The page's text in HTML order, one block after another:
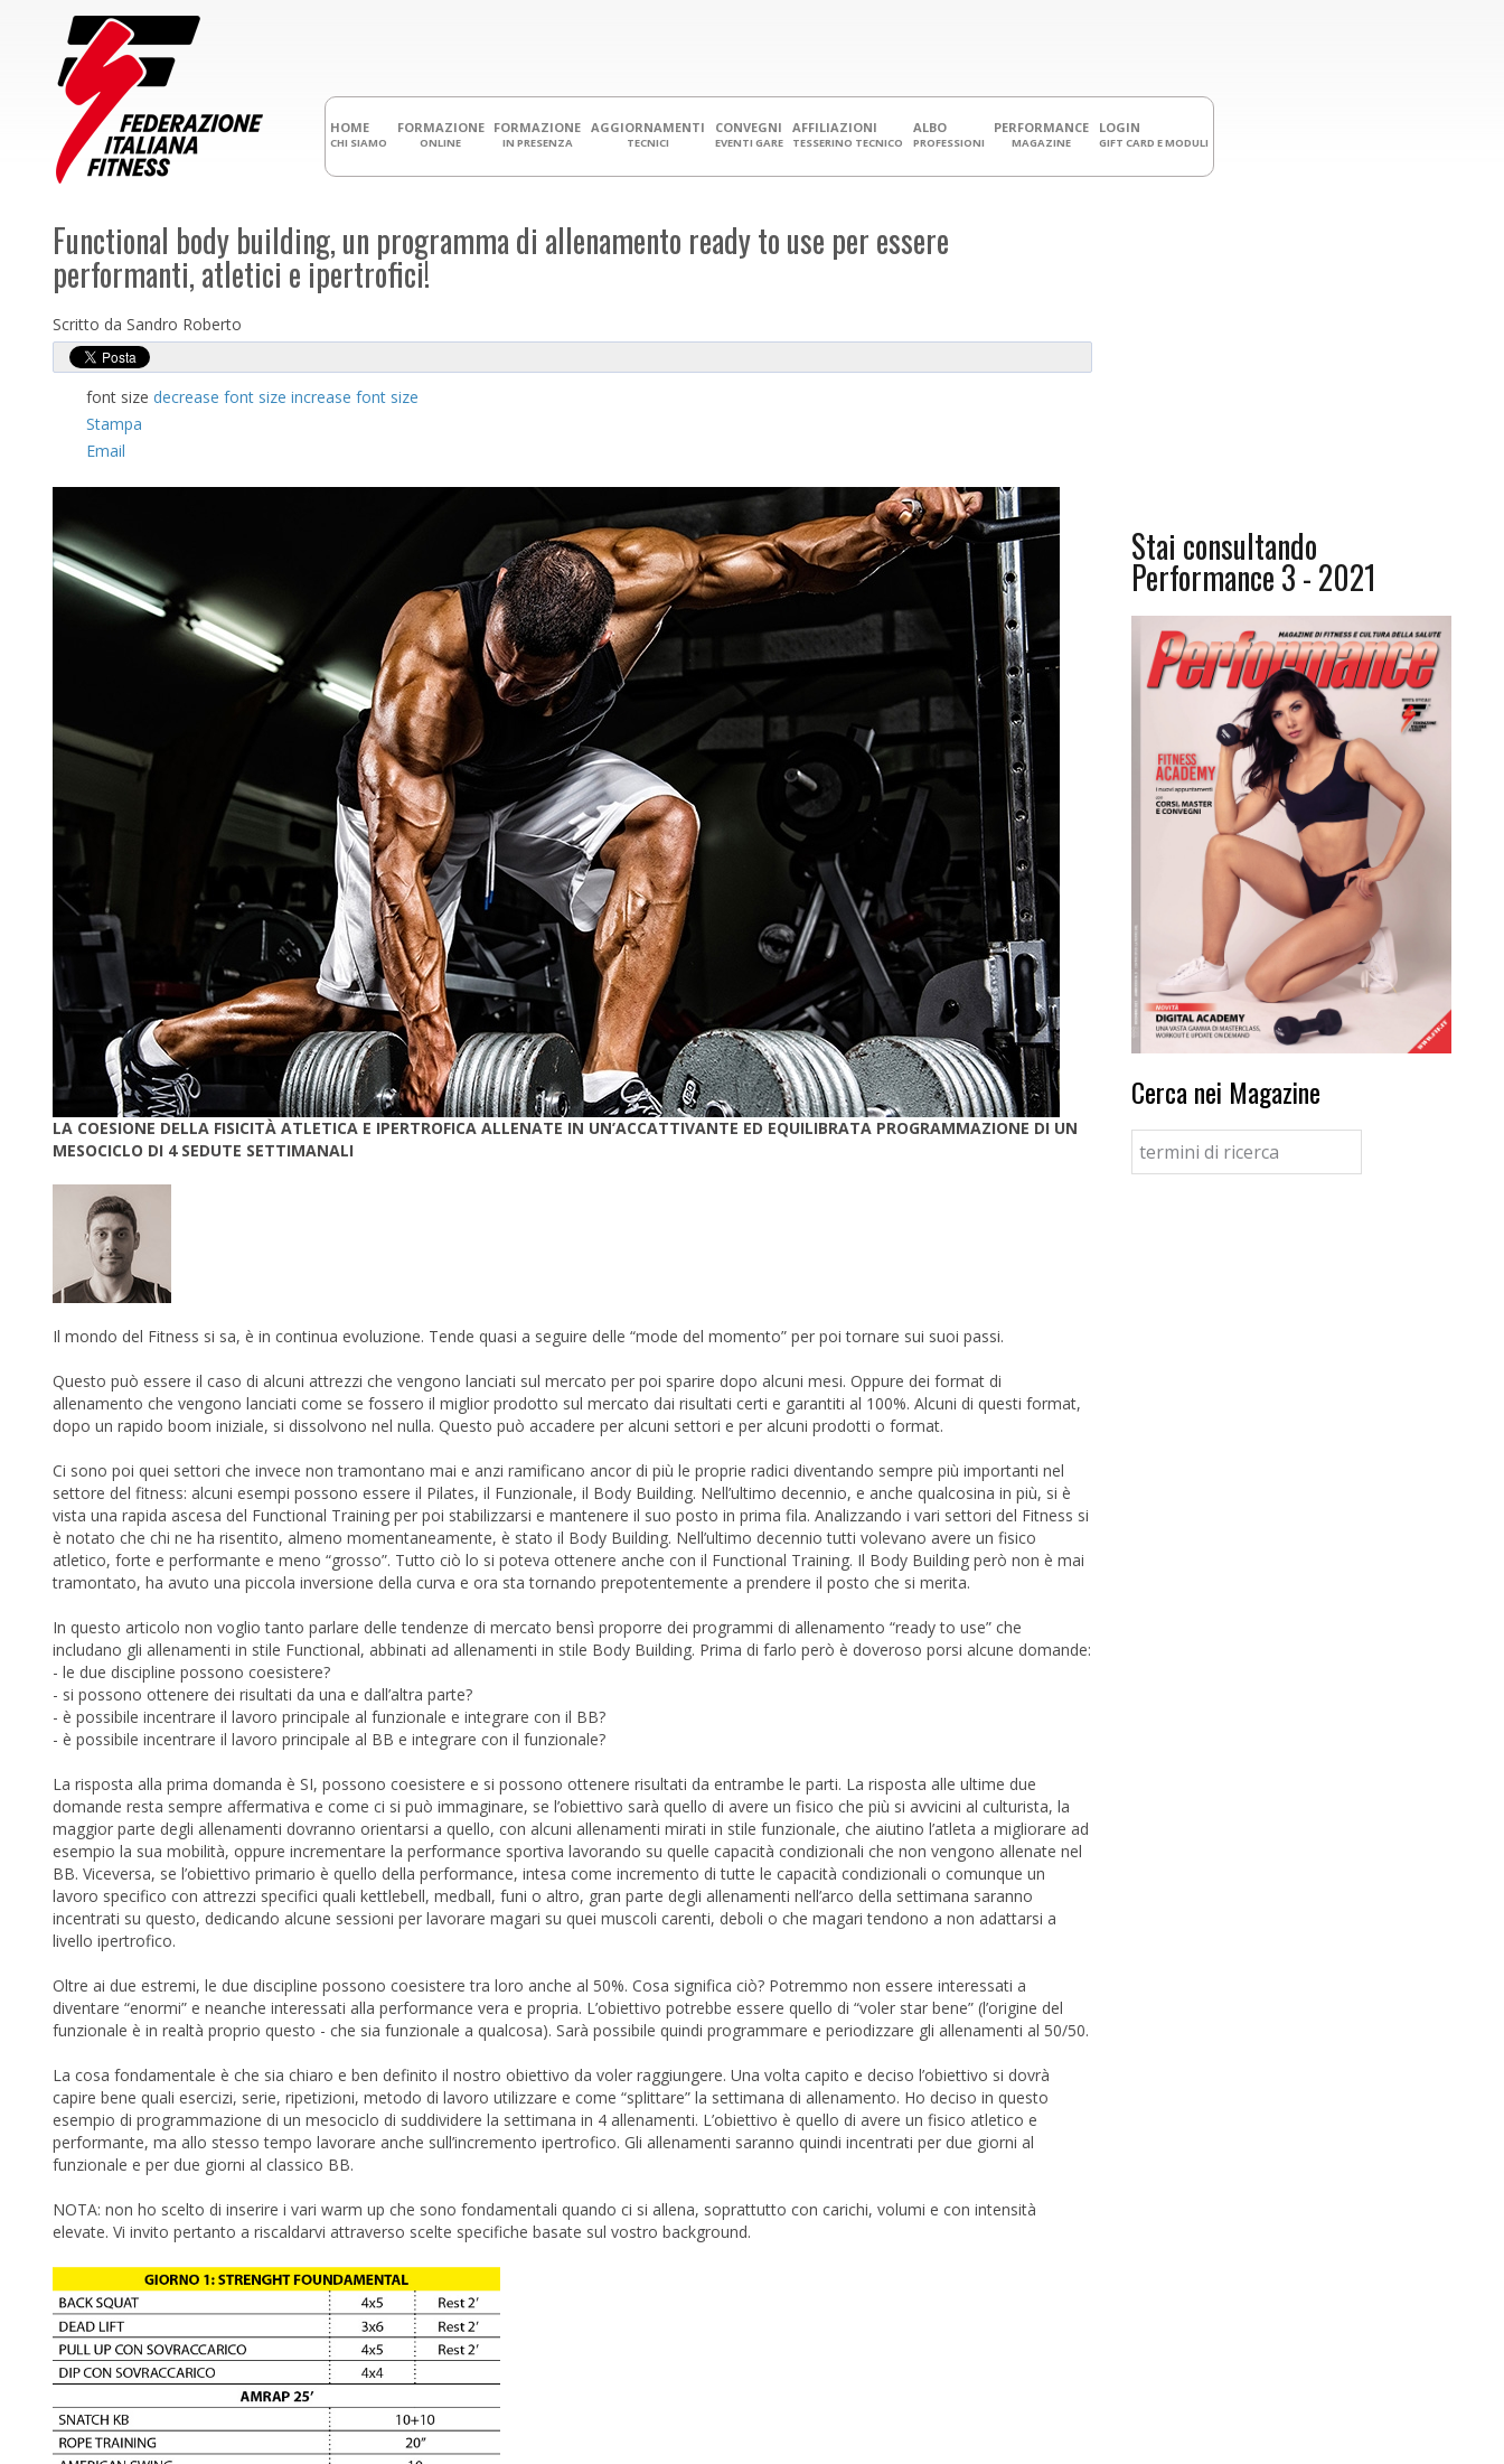
HOME
CHI SIAMO
FORMAZIONE
ONLINE
FORMAZIONE
IN PRESENZA
AGGIORNAMENTI
TECNICI
CONVEGNI
EVENTI GARE
AFFILIAZIONI
TESSERINO TECNICO
ALBO
PROFESSIONI
PERFORMANCE
MAGAZINE
LOGIN
GIFT CARD E MODULI
Functional body building, un programma di allenamento ready to use per essere
performanti, atletici e ipertrofici!
Scritto da Sandro Roberto
font size decrease font size increase font size
Stampa
Email
LA COESIONE DELLA FISICITÀ ATLETICA E IPERTROFICA ALLENATE IN UN’ACCATTIVANTE ED EQUILIBRATA PROGRAMMAZIONE DI UN
MESOCICLO DI 4 SEDUTE SETTIMANALI
Il mondo del Fitness si sa, è in continua evoluzione. Tende quasi a seguire delle “mode del momento” per poi tornare sui suoi passi.
Questo può essere il caso di alcuni attrezzi che vengono lanciati sul mercato per poi sparire dopo alcuni mesi. Oppure dei format di
allenamento che vengono lanciati come se fossero il miglior prodotto sul mercato dai risultati certi e garantiti al 100%. Alcuni di questi format,
dopo un rapido boom iniziale, si dissolvono nel nulla. Questo può accadere per alcuni settori e per alcuni prodotti o format.
Ci sono poi quei settori che invece non tramontano mai e anzi ramificano ancor di più le proprie radici diventando sempre più importanti nel
settore del fitness: alcuni esempi possono essere il Pilates, il Funzionale, il Body Building. Nell’ultimo decennio, e anche qualcosina in più, si è
vista una rapida ascesa del Functional Training per poi stabilizzarsi e mantenere il suo posto in prima fila. Analizzando i vari settori del Fitness si
è notato che chi ne ha risentito, almeno momentaneamente, è stato il Body Building. Nell’ultimo decennio tutti volevano avere un fisico
atletico, forte e performante e meno “grosso”. Tutto ciò lo si poteva ottenere anche con il Functional Training. Il Body Building però non è mai
tramontato, ha avuto una piccola inversione della curva e ora sta tornando prepotentemente a prendere il posto che si merita.
In questo articolo non voglio tanto parlare delle tendenze di mercato bensì proporre dei programmi di allenamento “ready to use” che
includano gli allenamenti in stile Functional, abbinati ad allenamenti in stile Body Building. Prima di farlo però è doveroso porsi alcune domande:
- le due discipline possono coesistere?
- si possono ottenere dei risultati da una e dall’altra parte?
- è possibile incentrare il lavoro principale al funzionale e integrare con il BB?
- è possibile incentrare il lavoro principale al BB e integrare con il funzionale?
La risposta alla prima domanda è SI, possono coesistere e si possono ottenere risultati da entrambe le parti. La risposta alle ultime due
domande resta sempre affermativa e come ci si può immaginare, se l’obiettivo sarà quello di avere un fisico che più si avvicini al culturista, la
maggior parte degli allenamenti dovranno orientarsi a quello, con alcuni allenamenti mirati in stile funzionale, che aiutino l’atleta a migliorare ad
esempio la sua mobilità, oppure incrementare la performance sportiva lavorando su quelle capacità condizionali che non vengono allenate nel
BB. Viceversa, se l’obiettivo primario è quello della performance, intesa come incremento di tutte le capacità condizionali o comunque un
lavoro specifico con attrezzi specifici quali kettlebell, medball, funi o altro, gran parte degli allenamenti nell’arco della settimana saranno
incentrati su questo, dedicando alcune sessioni per lavorare magari su quei muscoli carenti, deboli o che magari tendono a non adattarsi a
livello ipertrofico.
Oltre ai due estremi, le due discipline possono coesistere tra loro anche al 50%. Cosa significa ciò? Potremmo non essere interessati a
diventare “enormi” e neanche interessati alla performance vera e propria. L’obiettivo potrebbe essere quello di “voler star bene” (l’origine del
funzionale è in realtà proprio questo - che sia funzionale a qualcosa). Sarà possibile quindi programmare e periodizzare gli allenamenti al 50/50.
La cosa fondamentale è che sia chiaro e ben definito il nostro obiettivo da voler raggiungere. Una volta capito e deciso l’obiettivo si dovrà
capire bene quali esercizi, serie, ripetizioni, metodo di lavoro utilizzare e come “splittare” la settimana di allenamento. Ho deciso in questo
esempio di programmazione di un mesociclo di suddividere la settimana in 4 allenamenti. L’obiettivo è quello di avere un fisico atletico e
performante, ma allo stesso tempo lavorare anche sull’incremento ipertrofico. Gli allenamenti saranno quindi incentrati per due giorni al
funzionale e per due giorni al classico BB.
NOTA: non ho scelto di inserire i vari warm up che sono fondamentali quando ci si allena, soprattutto con carichi, volumi e con intensità
elevate. Vi invito pertanto a riscaldarvi attraverso scelte specifiche basate sul vostro background.
Stai consultando
Performance 3 - 2021
Cerca nei Magazine